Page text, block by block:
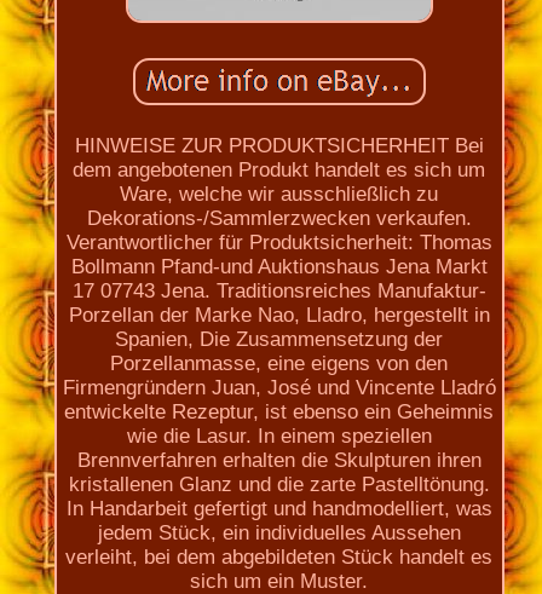
HINWEISE ZUR PRODUKTSICHERHEIT Bei
dem angebotenen Produkt handelt es sich um
Ware, welche wir ausschließlich zu
Dekorations-/Sammlerzwecken verkaufen.
Verantwortlicher für Produktsicherheit: Thomas
Bollmann Pfand-und Auktionshaus Jena Markt
17 07743 Jena. Traditionsreiches Manufaktur-
Porzellan der Marke Nao, Lladro, hergestellt in
Spanien, Die Zusammensetzung der
Porzellanmasse, eine eigens von den
Firmengründern Juan, José und Vincente Lladró
entwickelte Rezeptur, ist ebenso ein Geheimnis
wie die Lasur. In einem speziellen
Brennverfahren erhalten die Skulpturen ihren
kristallenen Glanz und die zarte Pastelltönung.
In Handarbeit gefertigt und handmodelliert, was
jedem Stück, ein individuelles Aussehen
verleiht, bei dem abgebildeten Stück handelt es
sich um ein Muster.